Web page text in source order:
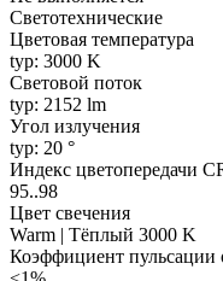
Светотехнические
Цветовая температура
typ: 3000 K
Световой поток
typ: 2152 lm
Угол излучения
typ: 20 °
Индекс цветопередачи
95..98
Цвет свечения
Warm | Тёплый 3000 K
Коэффициент пульсации